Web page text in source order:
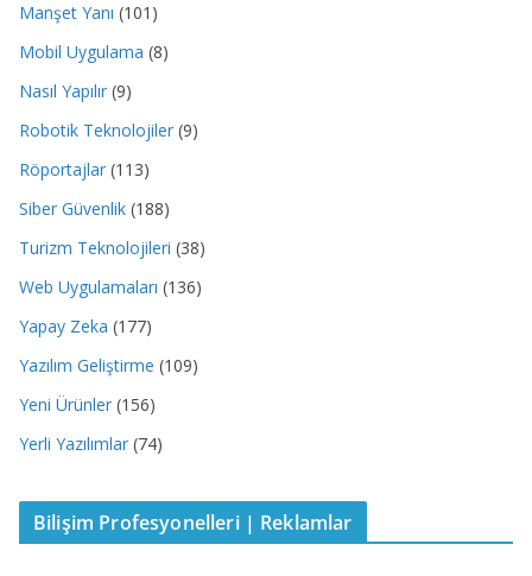
Manşet Yanı (101)
Mobil Uygulama (8)
Nasıl Yapılır (9)
Robotik Teknolojiler (9)
Röportajlar (113)
Siber Güvenlik (188)
Turizm Teknolojileri (38)
Web Uygulamaları (136)
Yapay Zeka (177)
Yazılım Geliştirme (109)
Yeni Ürünler (156)
Yerli Yazılımlar (74)
Bilişim Profesyonelleri | Reklamlar